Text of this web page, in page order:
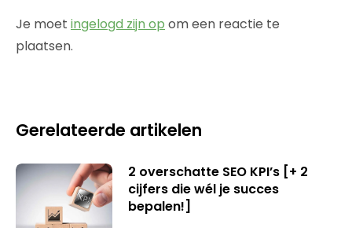
Je moet ingelogd zijn op om een reactie te
plaatsen.
Gerelateerde artikelen
2 overschatte SEO KPI’s [+ 2
cijfers die wél je succes
bepalen!]